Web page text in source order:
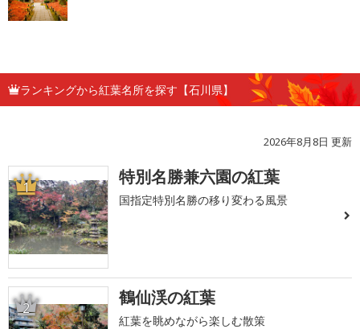
ランキングから紅葉名所を探す【石川県】
2026年8月8日 更新
1 特別名勝兼六園の紅葉
国指定特別名勝の移り変わる風景
2 鶴仙渓の紅葉
紅葉を眺めながら楽しむ散策